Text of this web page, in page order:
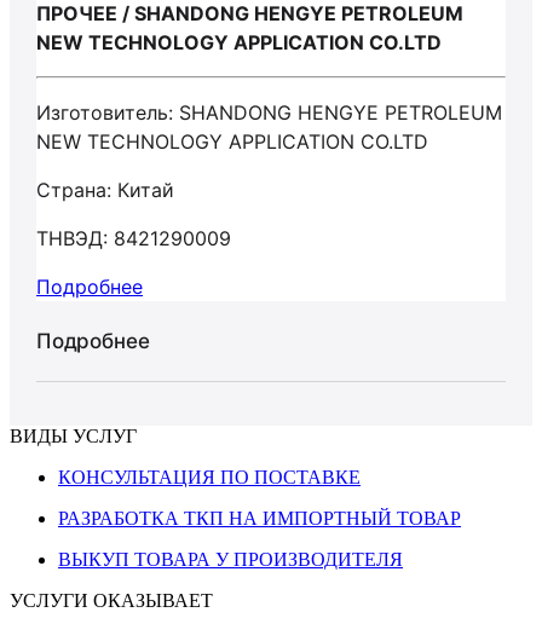
ПРОЧЕЕ / SHANDONG HENGYE PETROLEUM
NEW TECHNOLOGY APPLICATION CO.LTD
Изготовитель: SHANDONG HENGYE PETROLEUM
NEW TECHNOLOGY APPLICATION CO.LTD
Страна: Китай
ТНВЭД: 8421290009
Подробнее
Подробнее
ВИДЫ УСЛУГ
КОНСУЛЬТАЦИЯ ПО ПОСТАВКЕ
РАЗРАБОТКА ТКП НА ИМПОРТНЫЙ ТОВАР
ВЫКУП ТОВАРА У ПРОИЗВОДИТЕЛЯ
УСЛУГИ ОКАЗЫВАЕТ